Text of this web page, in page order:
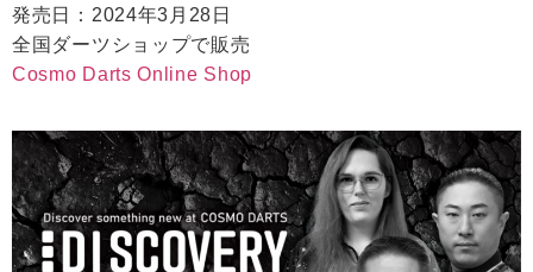
発売日：2024年3月28日
全国ダーツショップで販売
Cosmo Darts Online Shop